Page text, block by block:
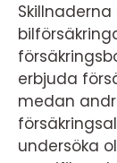
erbjuda
medan
undersöka